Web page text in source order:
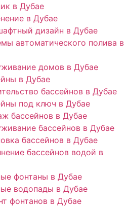
в Дубае
в Дубае
дизайн в Дубае
автоматического полива в
домов в Дубае
в Дубае
бассейнов в Дубае
под ключ в Дубае
бассейнов в Дубае
бассейнов в Дубае
бассейнов в Дубае
бассейнов водой в
фонтаны в Дубае
водопады в Дубае
фонтанов в Дубае